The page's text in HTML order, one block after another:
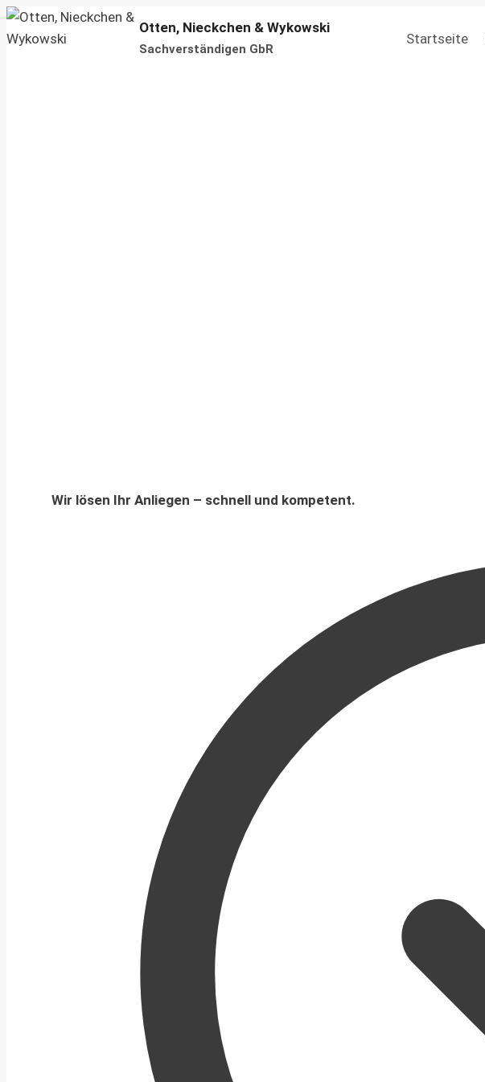
Zum
Inhalt
Otten, Nieckchen & Wykowski
Sachverständigen GbR
Startseite
Wir lösen Ihr Anliegen – schnell und kompetent.